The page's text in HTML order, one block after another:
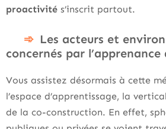
proactivité s’inscrit partout.
Les acteurs et
concernés par
Vous assistez désormais à cette
l’espace d’apprentissage, la
de la co-construction. En effet,